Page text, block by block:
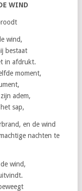
WIND
wind,
bestaat
in afdrukt.
moment,
adem,
sap,
en de wind
nachten te
wind,